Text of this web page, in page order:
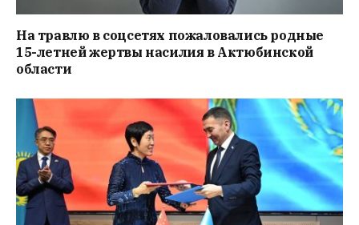
На травлю в соцсетях пожаловались родные
15-летней жертвы насилия в Актюбинской
области